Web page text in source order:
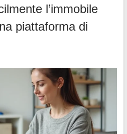
l’immobile
piattaforma di